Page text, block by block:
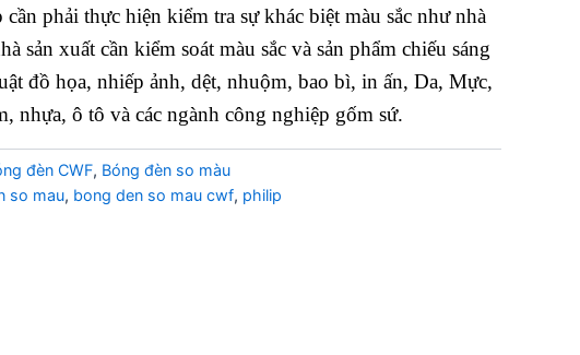
phải thực hiện kiểm tra sự khác biệt màu sắc như nhà
sản xuất cần kiểm soát màu sắc và sản phẩm chiếu sáng
đồ họa, nhiếp ảnh, dệt, nhuộm, bao bì, in ấn, Da, Mực,
nhựa, ô tô và các ngành công nghiệp gốm sứ.
đèn CWF, Bóng đèn so màu
so mau, bong den so mau cwf, philip